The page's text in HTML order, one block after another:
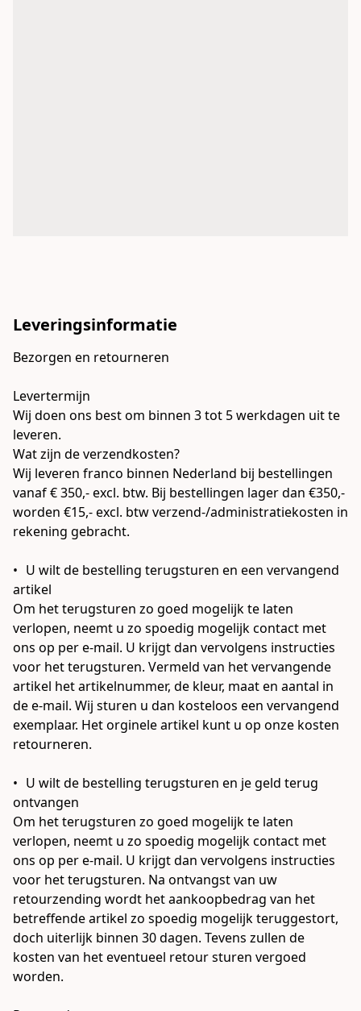
Leveringsinformatie
Bezorgen en retourneren
Levertermijn
Wij doen ons best om binnen 3 tot 5 werkdagen uit te
leveren.
Wat zijn de verzendkosten?
Wij leveren franco binnen Nederland bij bestellingen
vanaf € 350,- excl. btw. Bij bestellingen lager dan €350,-
worden €15,- excl. btw verzend-/administratiekosten in
rekening gebracht.
•	U wilt de bestelling terugsturen en een vervangend
artikel
Om het terugsturen zo goed mogelijk te laten
verlopen, neemt u zo spoedig mogelijk contact met
ons op per e-mail. U krijgt dan vervolgens instructies
voor het terugsturen. Vermeld van het vervangende
artikel het artikelnummer, de kleur, maat en aantal in
de e-mail. Wij sturen u dan kosteloos een vervangend
exemplaar. Het orginele artikel kunt u op onze kosten
retourneren.
•	U wilt de bestelling terugsturen en je geld terug
ontvangen
Om het terugsturen zo goed mogelijk te laten
verlopen, neemt u zo spoedig mogelijk contact met
ons op per e-mail. U krijgt dan vervolgens instructies
voor het terugsturen. Na ontvangst van uw
retourzending wordt het aankoopbedrag van het
betreffende artikel zo spoedig mogelijk teruggestort,
doch uiterlijk binnen 30 dagen. Tevens zullen de
kosten van het eventueel retour sturen vergoed
worden.